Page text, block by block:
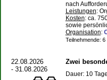
nach
Leistungen:
Kosten: ca.
sowie
Organisation:
Teilnehmende:
22.08.2026
- 31.08.2026
Zwei
Dauer: 10